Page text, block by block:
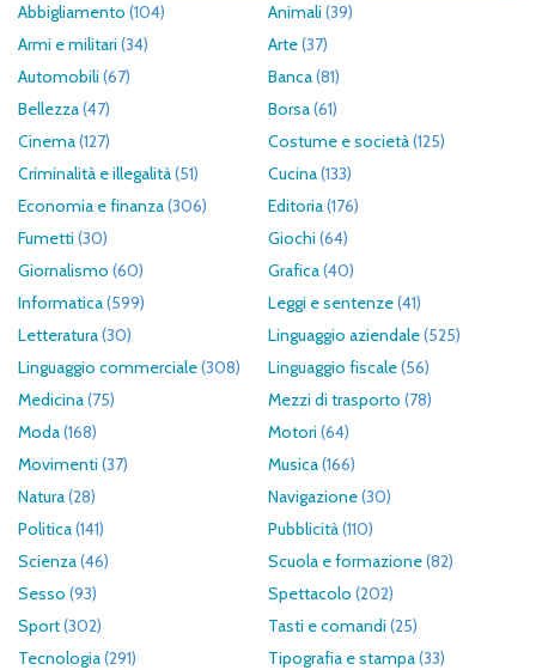
Abbigliamento (104) Animali (39)
Armi e militari (34) Arte(37)
Automobili (67) Banca(81)
Bellezza(47) Borsa(61)
Cinema(127) Costume e società(125)
Criminalità e illegalità(51) Cucina(133)
Economia e finanza(306) Editoria(176)
Fumetti (30) Giochi (64)
Giornalismo (60) Grafica(40)
Informatica(599) Leggi e sentenze(41)
Letteratura(30) Linguaggio aziendale(525)
Linguaggio commerciale(308) Linguaggio fiscale(56)
Medicina(75) Mezzi di trasporto (78)
Moda(168) Motori (64)
Movimenti (37) Musica(166)
Natura(28) Navigazione(30)
Politica(141) Pubblicità(110)
Scienza(46) Scuola e formazione(82)
Sesso (93) Spettacolo (202)
Sport(302) Tasti e comandi (25)
Tecnologia(291) Tipografia e stampa(33)